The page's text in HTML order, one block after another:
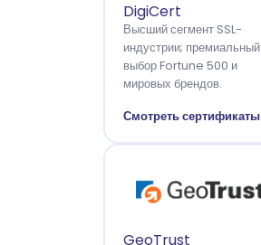
DigiCert
Высший сегмент SSL-
индустрии; премиальный
выбор Fortune 500 и
мировых брендов.
Смотреть сертификаты
GeoTrust